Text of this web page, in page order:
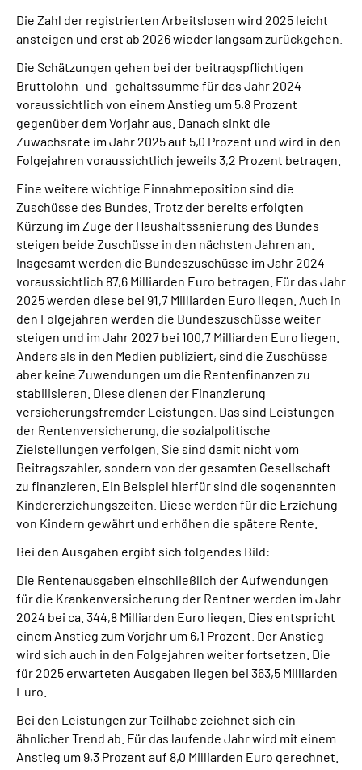
Die Zahl der registrierten Arbeitslosen wird 2025 leicht
ansteigen und erst ab 2026 wieder langsam zurückgehen.
Die Schätzungen gehen bei der beitragspflichtigen
Bruttolohn- und -gehaltssumme für das Jahr 2024
voraussichtlich von einem Anstieg um 5,8 Prozent
gegenüber dem Vorjahr aus. Danach sinkt die
Zuwachsrate im Jahr 2025 auf 5,0 Prozent und wird in den
Folgejahren voraussichtlich jeweils 3,2 Prozent betragen.
Eine weitere wichtige Einnahmeposition sind die
Zuschüsse des Bundes. Trotz der bereits erfolgten
Kürzung im Zuge der Haushaltssanierung des Bundes
steigen beide Zuschüsse in den nächsten Jahren an.
Insgesamt werden die Bundeszuschüsse im Jahr 2024
voraussichtlich 87,6 Milliarden Euro betragen. Für das Jahr
2025 werden diese bei 91,7 Milliarden Euro liegen. Auch in
den Folgejahren werden die Bundeszuschüsse weiter
steigen und im Jahr 2027 bei 100,7 Milliarden Euro liegen.
Anders als in den Medien publiziert, sind die Zuschüsse
aber keine Zuwendungen um die Rentenfinanzen zu
stabilisieren. Diese dienen der Finanzierung
versicherungsfremder Leistungen. Das sind Leistungen
der Rentenversicherung, die sozialpolitische
Zielstellungen verfolgen. Sie sind damit nicht vom
Beitragszahler, sondern von der gesamten Gesellschaft
zu finanzieren. Ein Beispiel hierfür sind die sogenannten
Kindererziehungszeiten. Diese werden für die Erziehung
von Kindern gewährt und erhöhen die spätere Rente.
Bei den Ausgaben ergibt sich folgendes Bild:
Die Rentenausgaben einschließlich der Aufwendungen
für die Krankenversicherung der Rentner werden im Jahr
2024 bei ca. 344,8 Milliarden Euro liegen. Dies entspricht
einem Anstieg zum Vorjahr um 6,1 Prozent. Der Anstieg
wird sich auch in den Folgejahren weiter fortsetzen. Die
für 2025 erwarteten Ausgaben liegen bei 363,5 Milliarden
Euro.
Bei den Leistungen zur Teilhabe zeichnet sich ein
ähnlicher Trend ab. Für das laufende Jahr wird mit einem
Anstieg um 9,3 Prozent auf 8,0 Milliarden Euro gerechnet.